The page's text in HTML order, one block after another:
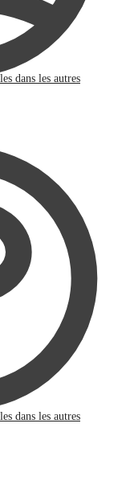
dans les autres
dans les autres